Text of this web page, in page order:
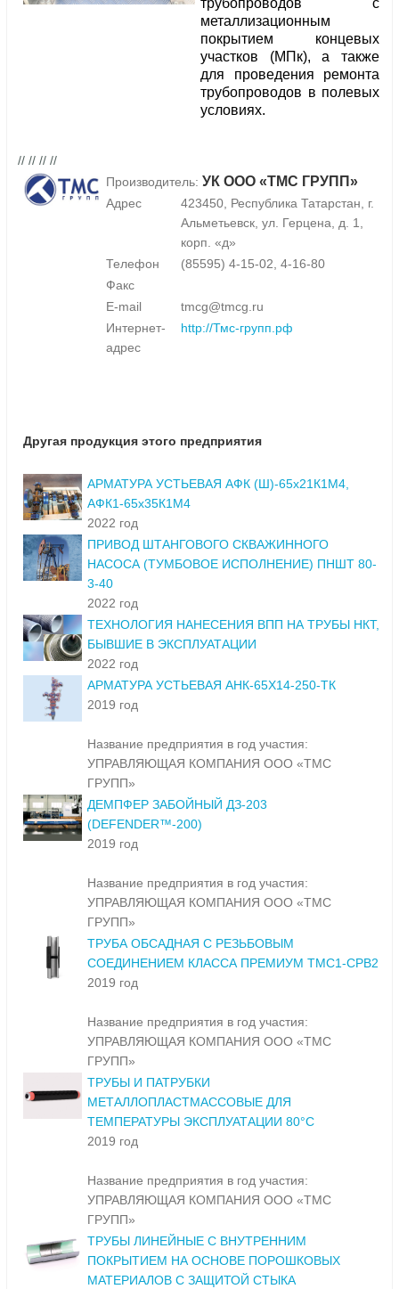
трубопроводов с
металлизационным
покрытием концевых
участков (МПк), а также
для проведения ремонта
трубопроводов в полевых
условиях.
// // // //
Производитель: УК ООО «ТМС ГРУПП»
Адрес
423450, Республика Татарстан, г.
Альметьевск, ул. Герцена, д. 1,
корп. «д»
Телефон
(85595) 4-15-02, 4-16-80
Факс
E-mail
tmcg@tmcg.ru
Интернет-
адрес
http://Тмс-групп.рф
Другая продукция этого предприятия
АРМАТУРА УСТЬЕВАЯ АФК (Ш)-65x21К1М4,
АФК1-65x35К1М4
2022 год
ПРИВОД ШТАНГОВОГО СКВАЖИННОГО
НАСОСА (ТУМБОВОЕ ИСПОЛНЕНИЕ) ПНШТ 80-
3-40
2022 год
ТЕХНОЛОГИЯ НАНЕСЕНИЯ ВПП НА ТРУБЫ НКТ,
БЫВШИЕ В ЭКСПЛУАТАЦИИ
2022 год
АРМАТУРА УСТЬЕВАЯ АНК-65Х14-250-ТК
2019 год
Название предприятия в год участия:
УПРАВЛЯЮЩАЯ КОМПАНИЯ ООО «ТМС
ГРУПП»
ДЕМПФЕР ЗАБОЙНЫЙ ДЗ-203
(DEFENDER™-200)
2019 год
Название предприятия в год участия:
УПРАВЛЯЮЩАЯ КОМПАНИЯ ООО «ТМС
ГРУПП»
ТРУБА ОБСАДНАЯ С РЕЗЬБОВЫМ
СОЕДИНЕНИЕМ КЛАССА ПРЕМИУМ ТМС1-СРВ2
2019 год
Название предприятия в год участия:
УПРАВЛЯЮЩАЯ КОМПАНИЯ ООО «ТМС
ГРУПП»
ТРУБЫ И ПАТРУБКИ
МЕТАЛЛОПЛАСТМАССОВЫЕ ДЛЯ
ТЕМПЕРАТУРЫ ЭКСПЛУАТАЦИИ 80°С
2019 год
Название предприятия в год участия:
УПРАВЛЯЮЩАЯ КОМПАНИЯ ООО «ТМС
ГРУПП»
ТРУБЫ ЛИНЕЙНЫЕ С ВНУТРЕННИМ
ПОКРЫТИЕМ НА ОСНОВЕ ПОРОШКОВЫХ
МАТЕРИАЛОВ С ЗАЩИТОЙ СТЫКА